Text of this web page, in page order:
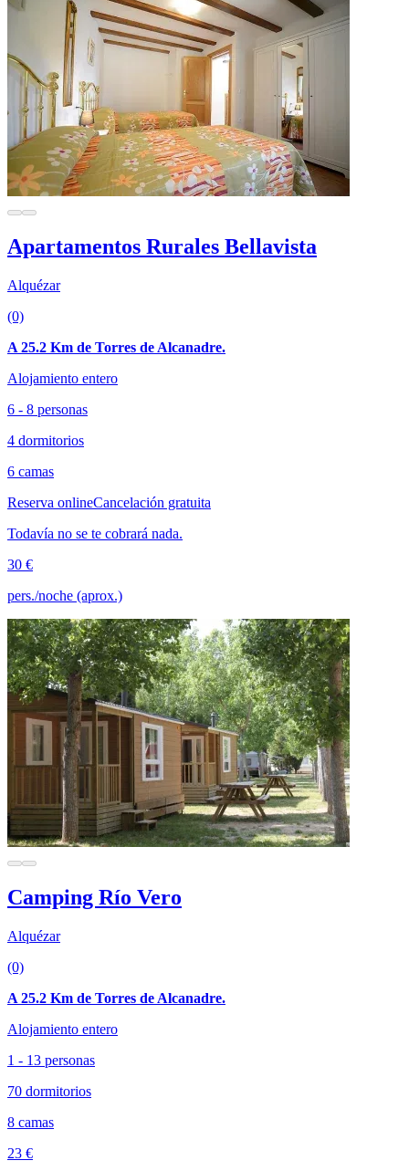
Apartamentos Rurales Bellavista
Alquézar
(0)
A 25.2 Km de Torres de Alcanadre.
Alojamiento entero
6 - 8 personas
4 dormitorios
6 camas
Reserva onlineCancelación gratuita
Todavía no se te cobrará nada.
30 €
pers./noche (aprox.)
Camping Río Vero
Alquézar
(0)
A 25.2 Km de Torres de Alcanadre.
Alojamiento entero
1 - 13 personas
70 dormitorios
8 camas
23 €